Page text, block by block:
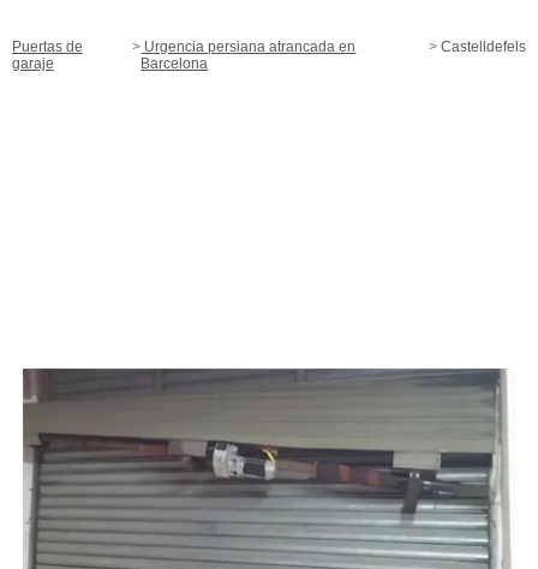
Puertas de
garaje
Urgencia persiana atrancada en
Barcelona
Castelldefels